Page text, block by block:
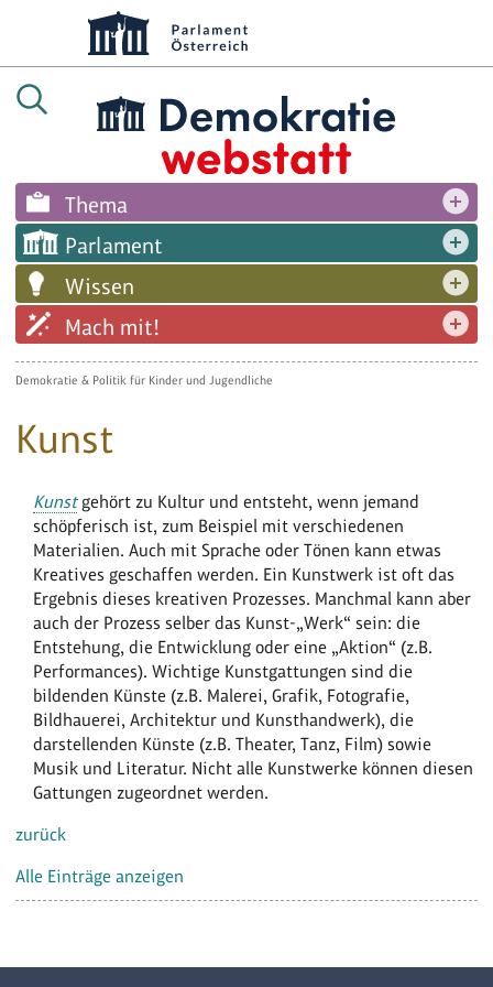
Thema
Parlament
Wissen
Mach mit!
Demokratie & Politik für Kinder und Jugendliche
Kunst
Kunstgehört zu Kultur und entsteht, wenn jemand
schöpferisch ist, zum Beispiel mit verschiedenen
Materialien. Auch mit Sprache oder Tönen kann etwas
Kreatives geschaffen werden. Ein Kunstwerk ist oft das
Ergebnis dieses kreativen Prozesses. Manchmal kann aber
auch der Prozess selber das Kunst-„Werk“ sein: die
Entstehung, die Entwicklung oder eine „Aktion“ (z.B.
Performances). Wichtige Kunstgattungen sind die
bildenden Künste (z.B. Malerei, Grafik, Fotografie,
Bildhauerei, Architektur und Kunsthandwerk), die
darstellenden Künste (z.B. Theater, Tanz, Film) sowie
Musik und Literatur. Nicht alle Kunstwerke können diesen
Gattungen zugeordnet werden.
zurück
Alle Einträge anzeigen